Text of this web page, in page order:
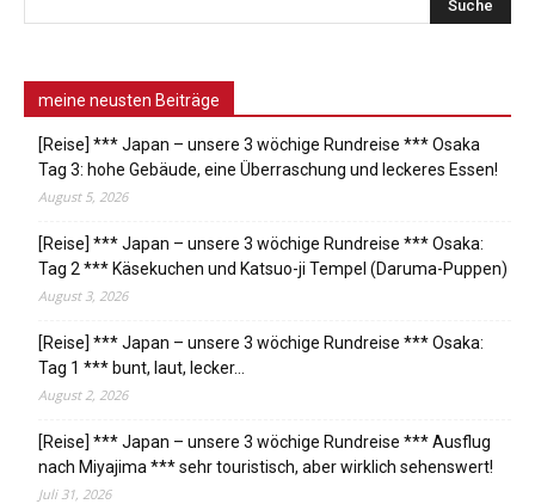
meine neusten Beiträge
[Reise] *** Japan – unsere 3 wöchige Rundreise *** Osaka
Tag 3: hohe Gebäude, eine Überraschung und leckeres Essen!
August 5, 2026
[Reise] *** Japan – unsere 3 wöchige Rundreise *** Osaka:
Tag 2 *** Käsekuchen und Katsuo-ji Tempel (Daruma-Puppen)
August 3, 2026
[Reise] *** Japan – unsere 3 wöchige Rundreise *** Osaka:
Tag 1 *** bunt, laut, lecker…
August 2, 2026
[Reise] *** Japan – unsere 3 wöchige Rundreise *** Ausflug
nach Miyajima *** sehr touristisch, aber wirklich sehenswert!
Juli 31, 2026